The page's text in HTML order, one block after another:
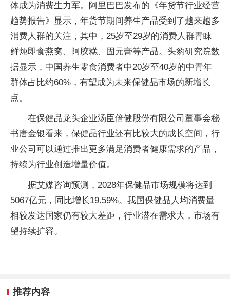
体成为消费生力军。阿里巴巴发布的《年货节行业经营
趋势报告》显示，年货节期间养生产品受到了越来越多
消费人群的关注，其中，25岁至29岁的消费人群青睐
鲜炖即食燕窝、阿胶糕、固元膏等产品。头豹研究院数
据显示，中国养生零食消费者中20岁至40岁的中青年
群体占比约60%，有望成为未来保健品市场的新增长
点。
在保健品龙头企业汤臣倍健股份有限公司董事会秘
书唐金银看来，保健品行业还有比较大的成长空间，行
业公司可以通过推出更多满足消费者健康需求的产品，
持续为行业创造增量价值。
据艾媒咨询预测，2028年保健品市场规模将达到
5067亿元，同比增长19.59%。我国保健品人均消费量
相较发达国家仍有较大差距，行业潜在需求大，市场有
望持续扩容。
推荐内容